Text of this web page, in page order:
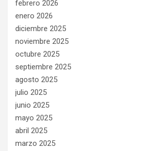
febrero 2026
enero 2026
diciembre 2025
noviembre 2025
octubre 2025
septiembre 2025
agosto 2025
julio 2025
junio 2025
mayo 2025
abril 2025
marzo 2025